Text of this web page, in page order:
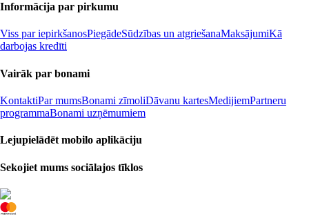
Informācija par pirkumu
Viss par iepirkšanosPiegādeSūdzības un atgriešanaMaksājumiKā
darbojas kredīti
Vairāk par bonami
KontaktiPar mumsBonami zīmoliDāvanu kartesMedijiemPartneru
programmaBonami uzņēmumiem
Lejupielādēt mobilo aplikāciju
Sekojiet mums sociālajos tīklos